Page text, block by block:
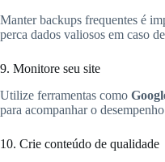
Manter backups frequentes é
perca dados valiosos em caso
9. Monitore seu site
Utilize ferramentas como
para acompanhar o
10. Crie conteúdo de qualidade